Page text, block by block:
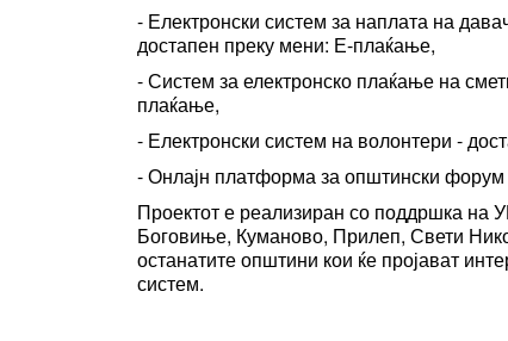
- Електронски систем за наплата на
достапен преку мени: Е-плаќање,
- Систем за електронско плаќање на
плаќање,
- Електронски систем на волонтери -
- Онлајн платформа за општински
Проектот е реализиран со поддршка
Боговиње, Куманово, Прилеп, Свети
останатите општини кои ќе пројават
систем.